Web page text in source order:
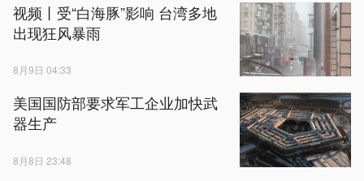
视频丨受“白海豚”影响 台湾多地
出现狂风暴雨
8月9日 04:33
美国国防部要求军工企业加快武
器生产
8月8日 23:48